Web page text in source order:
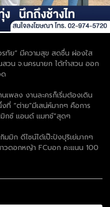
รทัย” มีความสุข สดชื่น ผ่องใส
สวน จ.นครนายก ได้ทำสวน ออก
เพลง งานละครก็เริ่มต้องเดิน
ที่ “ต่าย”มีเสน่ห์มากๆ คือการ
กซ์ แอนด์ แมทช์”สุดๆ
มิก ดีไซน์ได้เป๊ะปังปุริเย่มากๆ
วดอกหญ้า FCบอก คะแนน 100